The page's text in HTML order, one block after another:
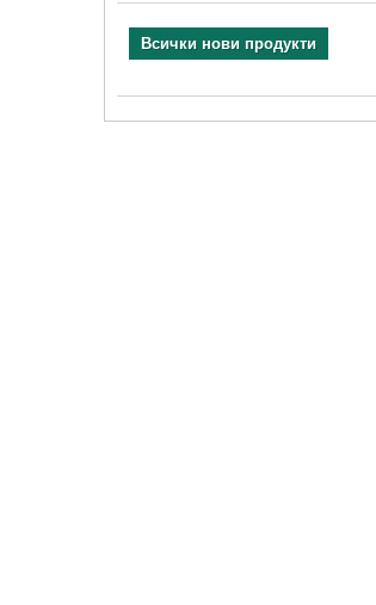
Всички нови продукти